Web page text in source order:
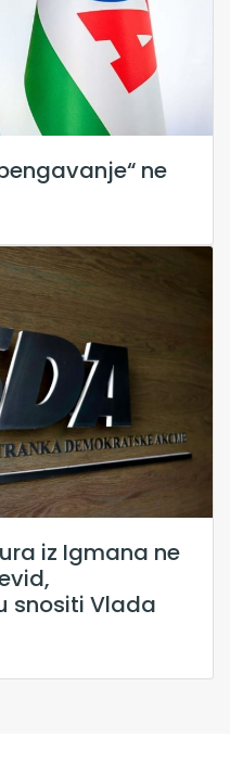
ne
iz Igmana ne
snositi Vlada